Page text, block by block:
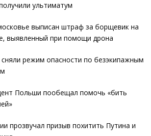
ультиматум
выписан штраф за борщевик на
выявленный при помощи дрона
режим опасности по безэкипажным
Польши пообещал помочь «бить
прозвучал призыв похитить Путина и